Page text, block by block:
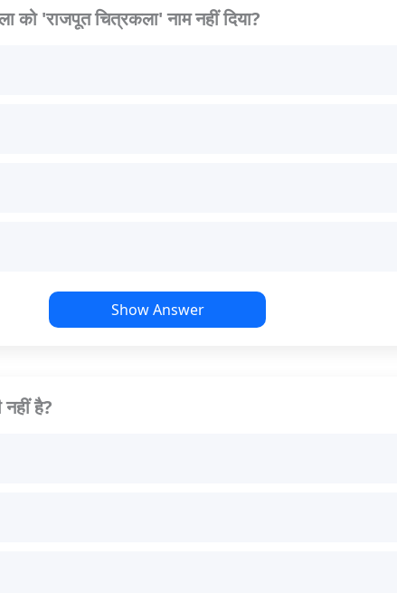
को 'राजपूत चित्रकला' नाम नहीं दिया?
Show Answer
है?